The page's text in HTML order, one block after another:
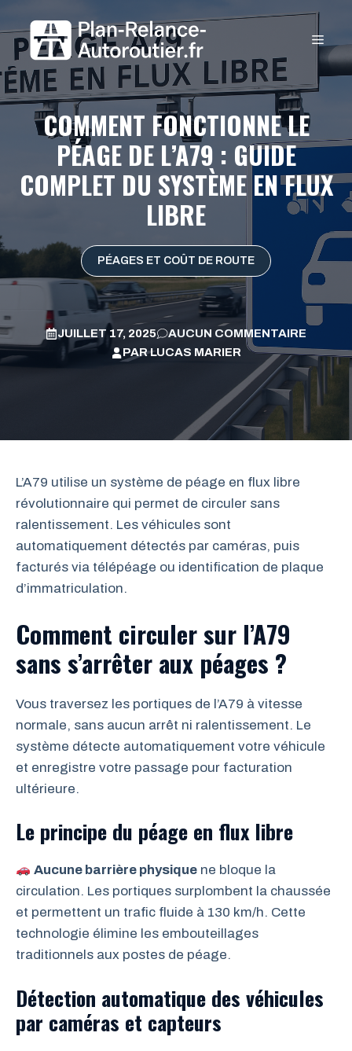
au
contenu
COMMENT FONCTIONNE LE
PÉAGE DE L’A79 : GUIDE
COMPLET DU SYSTÈME EN FLUX
LIBRE
PÉAGES ET COÛT DE ROUTE
JUILLET 17, 2025
AUCUN COMMENTAIRE
PARLUCAS MARIER
L’A79 utilise un système de péage en flux libre
révolutionnaire qui permet de circuler sans
ralentissement. Les véhicules sont
automatiquement détectés par caméras, puis
facturés via télépéage ou identification de plaque
d’immatriculation.
Comment circuler sur l’A79
sans s’arrêter aux péages ?
Vous traversez les portiques de l’A79 à vitesse
normale, sans aucun arrêt ni ralentissement. Le
système détecte automatiquement votre véhicule
et enregistre votre passage pour facturation
ultérieure.
Le principe du péage en flux libre
Aucune barrière physique ne bloque la
circulation. Les portiques surplombent la chaussée
et permettent un trafic fluide à 130 km/h. Cette
technologie élimine les embouteillages
traditionnels aux postes de péage.
Détection automatique des véhicules
par caméras et capteurs